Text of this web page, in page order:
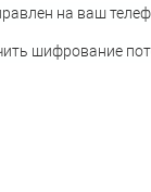
на ваш
шифрование